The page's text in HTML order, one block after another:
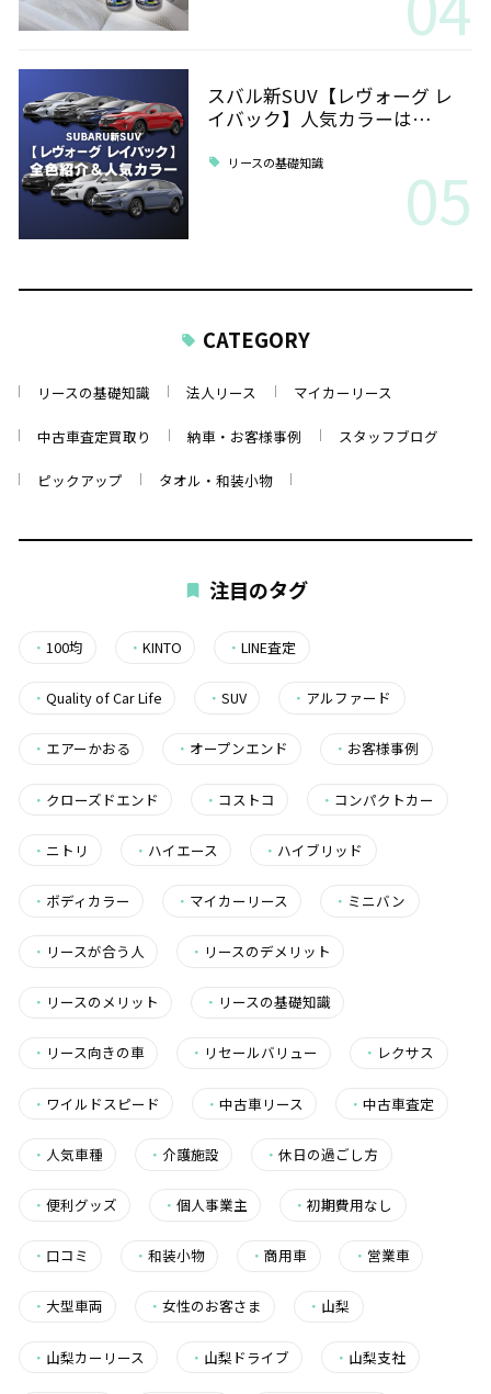
スバル新SUV【レヴォーグ レ
イバック】人気カラーは…
リースの基礎知識 05
CATEGORY
リースの基礎知識 法人リース マイカーリース
中古車査定買取り 納車・お客様事例 スタッフブログ
ピックアップ タオル・和装小物
注目のタグ
・ 100均 ・KINTO ・LINE査定
・ Quality of Car Life ・SUV ・ アルファード
・ エアーかおる ・ オープンエンド ・ お客様事例
・ クローズドエンド ・ コストコ ・ コンパクトカー
・ ニトリ ・ ハイエース ・ ハイブリッド
・ ボディカラー ・ マイカーリース ・ ミニバン
・ リースが合う人 ・ リースのデメリット
・ リースのメリット ・ リースの基礎知識
・ リース向きの車 ・ リセールバリュー ・ レクサス
・ ワイルドスピード ・中古車リース ・中古車査定
・ 人気車種 ・ 介護施設 ・休日の過ごし方
・ 便利グッズ ・個人事業主 ・初期費用なし
・ 口コミ ・和装小物 ・商用車 ・ 営業車
・ 大型車両 ・女性のお客さま ・ 山梨
・ 山梨カーリース ・ 山梨ドライブ ・ 山梨支社